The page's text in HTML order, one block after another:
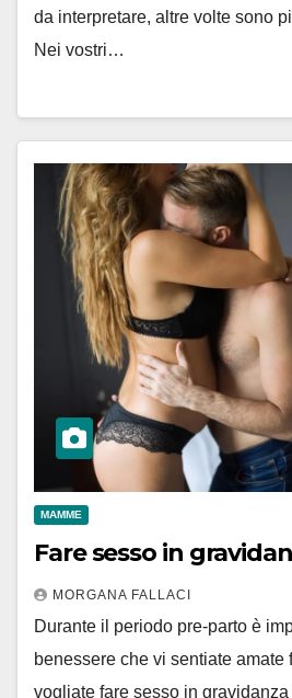
da interpretare, altre volte sono
Nei vostri…
MAMME
Fare sesso in
MORGANA FALLACI
Durante il periodo pre-parto è
benessere che vi sentiate amate
vogliate fare sesso in